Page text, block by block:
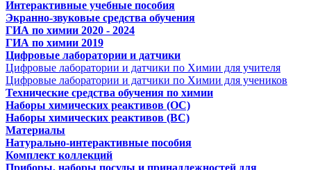
Интерактивные учебные пособия
Экранно-звуковые средства обучения
ГИА по химии 2020 - 2024
ГИА по химии 2019
Цифровые лаборатории и датчики
Цифровые лаборатории и датчики по Химии для учителя
Цифровые лаборатории и датчики по Химии для учеников
Технические средства обучения по химии
Наборы химических реактивов (ОС)
Наборы химических реактивов (ВС)
Материалы
Натурально-интерактивные пособия
Комплект коллекций
Приборы, наборы посуды и принадлежностей для